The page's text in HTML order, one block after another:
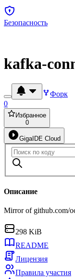
Безопасность
kafka-
Форк
0
Избранное
0
GigaIDE Cloud
Описание
Mirror of github.com/
298 KiB
README
Лицензия
Правила участия